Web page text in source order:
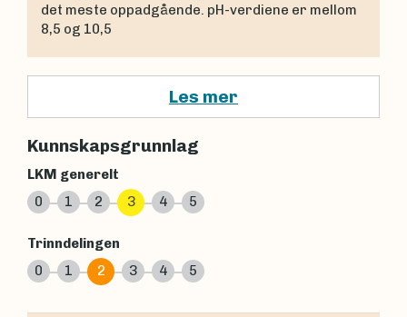
det meste oppadgående. pH-verdiene er mellom
8,5 og 10,5
Les mer
Kunnskapsgrunnlag
LKM generelt
0
1 2 3 4 5
Trinndelingen
0
1 2 3 4 5